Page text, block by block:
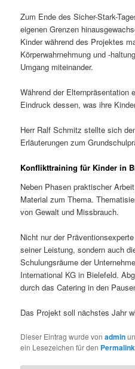
Zum Ende des Sicher-Stark-
eigenen Grenzen
Kinder während des Projektes
Körperwahrnehmung und -
Umgang miteinander.
Während der Elternpräsentation
Eindruck dessen, was ihre
Herr Ralf Schmitz stellte sich
Erläuterungen zum
Konflikttraining für Kinder in
Neben Phasen praktischer
Material zum Thema.
von Gewalt und Missbrauch.
Nicht nur der
seiner Leistung, sondern auch
Schulungsräume der
International KG in Bielefeld.
durch das Catering in den
Das Projekt soll nächstes Jahr
Dieser Eintrag wurde vonadmin
ein Lesezeichen für den Permalink